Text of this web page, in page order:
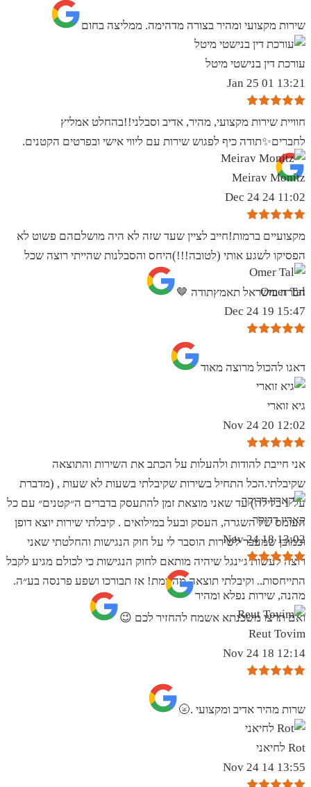
שירות מקצועי ומהיר בצורה מדהימה. ממליצה בחום
עורכת דין בנישטי מיטל
13:21 01 Jan 25
חוויית שירות מקצועי, מהיר, אדיב וסבלני!!בהחלט אמליץ
לחברים✨️תודה כיף לפגוש שירות עם ליווי אישי ובפרטים הקטנים.
Meirav Monitz
11:02 24 Dec 24
מקצועיים ברמות!חייב לציין שעד שזה לא היה מושלםהם פשוט לא
הפסיקו לשגע אותי (לטובה!!!)היחס והסבלנות שהייתי רוצה שכל
חברה בישראל תאמץתודה 🤎
Omer Tal
15:47 19 Dec 24
‏דאגו להכול מרוצה מאוד
גיא זוארי
12:02 20 Nov 24
אני חייבת להודות ולהעלות על הכתב את השירות והתוצאה
שקיבלתי.הכל התחיל בשירות שקיבלתי בשעות לא שעות , (מדברת
על 1 בלילה) עד שאני מוצאת זמן להתעסק בדברים ה״קטנים״ עם כל
העומס של השגרה, העסק ובעל במילואים . קיבלתי שירות יוצא דופן
וכמובן שמעבר לשירות הוסבר לי על חוק הנגישות והחלטתי שאני
רוצה לעשות ג׳ינגל שיהיה מותאם לחוק הנגישות כי לכולם מגיע לקבל
התייחסות.. וקיבלתי תוצאה מהממת! אז תבורכו ושפע פרנסה בע״ה.
ואם תרצו משכנתא אשמח להחזיר לכם 😉
קארין דרוקר
13:02 18 Nov 24
מהנה, שירות נפלא ומהיר
Reut Tovim
12:14 18 Nov 24
שרות מהיר אדיב ומקצועי .🌝
Rot לחיאני
13:55 14 Nov 24